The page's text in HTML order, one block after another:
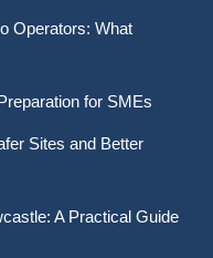
Operators: What
for SMEs
Sites and Better
A Practical Guide